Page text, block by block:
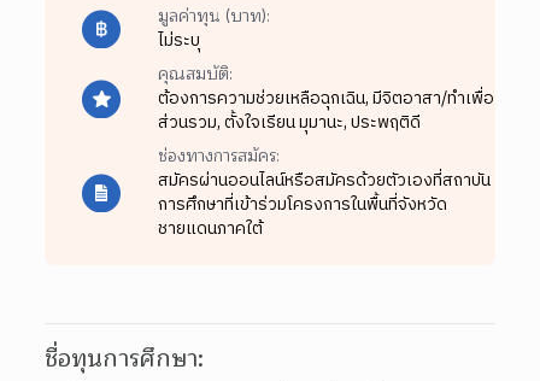
มูลค่าทุน (บาท):
ไม่ระบุ
คุณสมบัติ:
ต้องการความช่วยเหลือฉุกเฉิน,มีจิตอาสา/ทำเพื่อ
ส่วนรวม,ตั้งใจเรียน มุมานะ,ประพฤติดี
ช่องทางการสมัคร:
สมัครผ่านออนไลน์หรือสมัครด้วยตัวเองที่สถาบัน
การศึกษาที่เข้าร่วมโครงการในพื้นที่จังหวัด
ชายแดนภาคใต้
ชื่อทุนการศึกษา: